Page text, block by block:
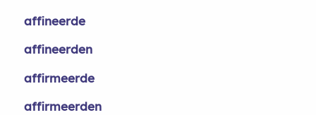
affineerde
affineerden
affirmeerde
affirmeerden